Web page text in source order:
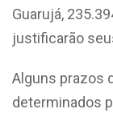
Guarujá,
justificarão
Alguns prazos
determinados